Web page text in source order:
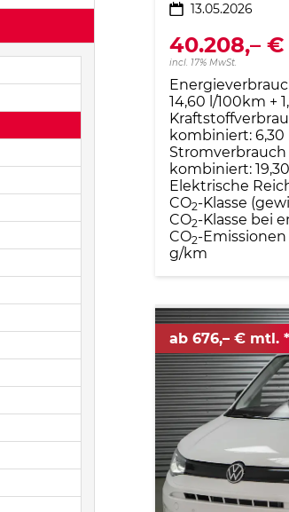
13.05.2026
40.208,– €
incl. 17% MwSt.
14,60 l/100km +
kombiniert: 6,30
kombiniert:
Elektrische
CO2-Klasse
CO2-Klasse bei
CO2-
g/km
ab 676,– € mtl.